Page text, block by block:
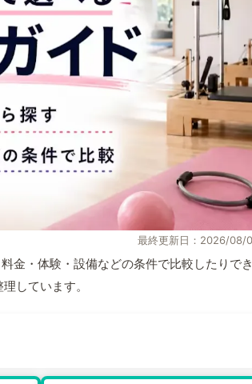
最終更新日：2026/08/
金・体験・設備などの条件で比較したりで
しています。